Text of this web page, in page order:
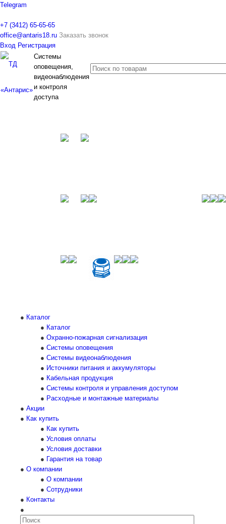
Telegram
+7 (3412) 65-65-65
office@antaris18.ru Заказать звонок
Вход Регистрация
Системы
оповещения,
видеонаблюдения
и контроля
доступа
Каталог
Каталог
Охранно-пожарная сигнализация
Системы оповещения
Системы видеонаблюдения
Источники питания и аккумуляторы
Кабельная продукция
Системы контроля и управления доступом
Расходные и монтажные материалы
Акции
Как купить
Как купить
Условия оплаты
Условия доставки
Гарантия на товар
О компании
О компании
Сотрудники
Контакты